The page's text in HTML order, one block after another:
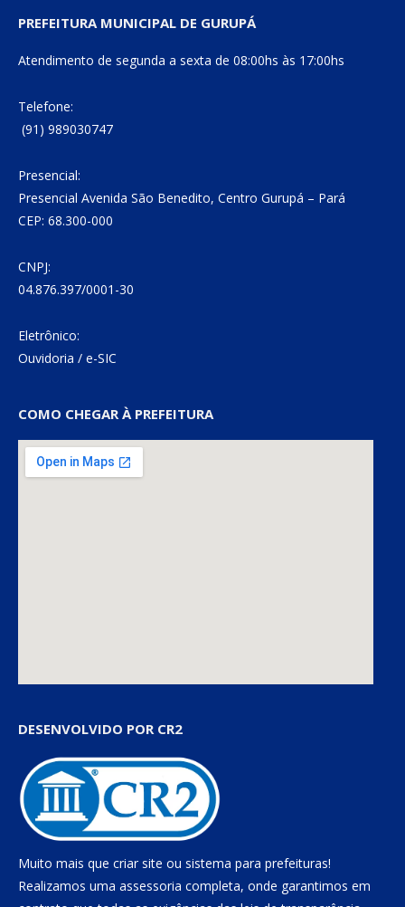
PREFEITURA MUNICIPAL DE GURUPÁ
Atendimento de segunda a sexta de 08:00hs às 17:00hs
Telefone:
(91) 989030747
Presencial:
Presencial Avenida São Benedito, Centro Gurupá – Pará
CEP: 68.300-000
CNPJ:
04.876.397/0001-30
Eletrônico:
Ouvidoria / e-SIC
COMO CHEGAR À PREFEITURA
DESENVOLVIDO POR CR2
Muito mais que criar site ou sistema para prefeituras!
Realizamos uma assessoria completa, onde garantimos em